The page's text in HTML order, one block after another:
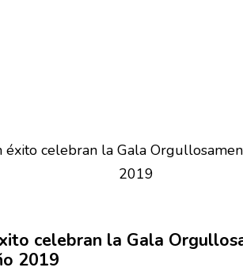
celebran la Gala
2019